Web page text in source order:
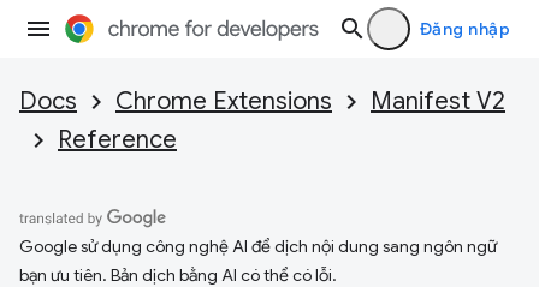
Đăng nhập
Docs Chrome Extensions
Manifest V2
Reference
Google sử dụng công nghệ AI để dịch nội dung sang ngôn ngữ
bạn ưu tiên. Bản dịch bằng AI có thể có lỗi.